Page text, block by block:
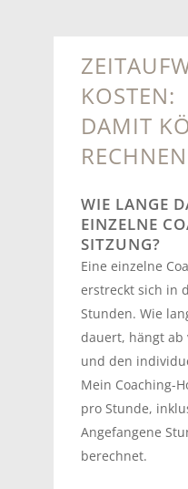
KOSTEN:
DAMIT
RECHNEN
WIE LANGE
EINZELNE
SITZUNG?
Eine einzelne
erstreckt sich in
Stunden. Wie
dauert, hängt ab
und den
Mein Coaching-
pro Stunde,
Angefangene
berechnet.